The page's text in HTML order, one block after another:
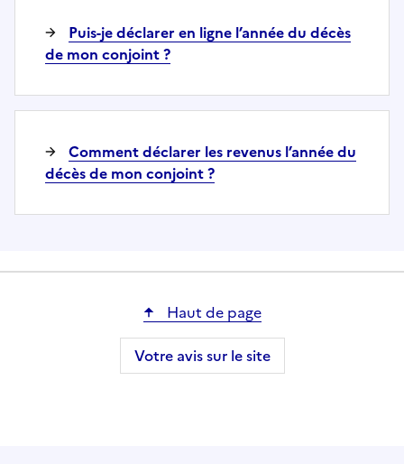
Puis-je déclarer en ligne l’année du décès
de mon conjoint ?
Comment déclarer les revenus l’année du
décès de mon conjoint ?
Haut de page
Votre avis sur le site